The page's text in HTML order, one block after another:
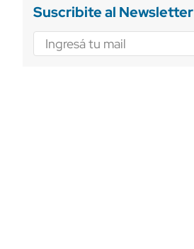
Suscribite al Newsletter